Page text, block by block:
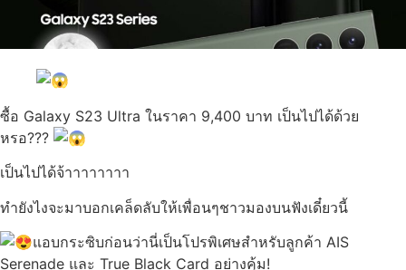
ซื้อ Galaxy S23 Ultra ในราคา 9,400 บาท เป็นไปได้ด้วย
หรอ???
เป็นไปได้จ้าาาาาาาา
ทำยังไงจะมาบอกเคล็ดลับให้เพื่อนๆชาวมองบนฟังเดี๋ยวนี้
แอบกระซิบก่อนว่านี่เป็นโปรพิเศษสำหรับลูกค้า AIS
Serenade และ True Black Card อย่างคุ้ม!